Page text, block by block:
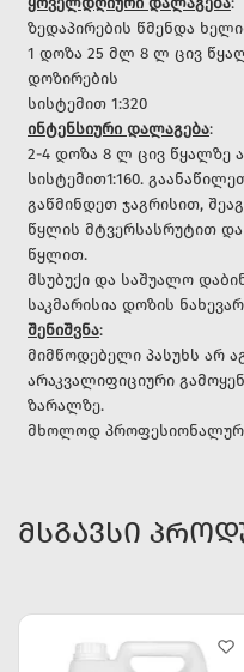
ზედაპირების წმენდა
1 დოზა 25 მლ 8 ლ ცივ
დოზირების
სისტემით 1:320
ინტენსიური დალაგება:
2-4 დოზა 8 ლ ცივ წყალზე
სისტემით1:160.
გაწმინდეთ ჯაგრისით,
წყლის მტვერსასრუტით
წყლით.
მსუბუქი და საშუალო
საკმარისია დოზის
შენიშვნა:
მიმწოდებელი პასუხს არ
არაკვალიფიციური
ზარალზე.
მხოლოდ
ᲛᲡᲒᲐᲕᲡᲘ